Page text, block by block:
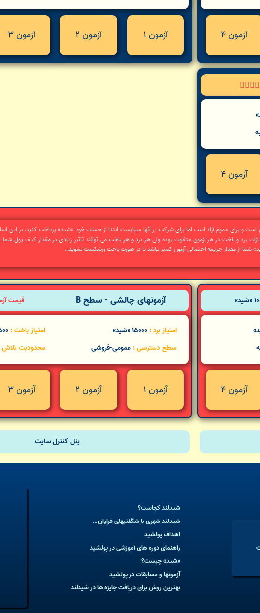
آزمون 4 آزمون 1 آزمون 2 آزمون 3




آزمون 4
است و برای عموم آزاد است اما برای شرکت در آنها میبایست ابتدا از حساب خود «شید» پرداخت کنید، بر این
برد و باخت در هر آزمون متفاوت بوده ولی هر برد و هر باخت می توانند تاثیر زیادی در مقدار کیف پول شما
شما از مقدار جریمه احتمالی آزمون کمتر نباشد تا در صورت باخت ورشکست نشوید…
آزمون 4
آزمونهای چالشی - سطح B قیمت
امتیاز برد :
سطح دسترسی : عمومی-فروشی
امتیاز باخت :
محدودیت تلاش
آزمون 1 آزمون 2 آزمون 3
پنل کنترل سایت
شیدلند کجاست؟
شیدلند شهری با شگفتیهای فراوان…
اهداف پولشید
راهنمای دوره های آموزشی در پولشید
«شید» چیست؟
آزمونها و مسابقات در پولشید
بهترین روش برای دریافت جایزه ها در شیدلند